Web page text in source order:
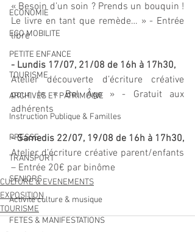
ECONOMIE
ECO MOBILITE
PETITE ENFANCE
TOURISME
ARCHIVES ET PATRIMOINE
Instruction Publique & Familles
PRESSE
TRANSPORT
SENIORS
Activité culture & musique
FETES & MANIFESTATIONS
« Besoin d’un soin ? Prends un bouquin !
Le livre en tant que remède… » - Entrée
libre
- Lundis 17/07, 21/08 de 16h à 17h30,
Atelier découverte d’écriture créative
pour le « Bel Âge » - Gratuit aux
adhérents
Atelier d’écriture créative parent/enfants
– Entrée 20€ par binôme
CULTURE & EVENEMENTS
EXPOSITION
TOURISME